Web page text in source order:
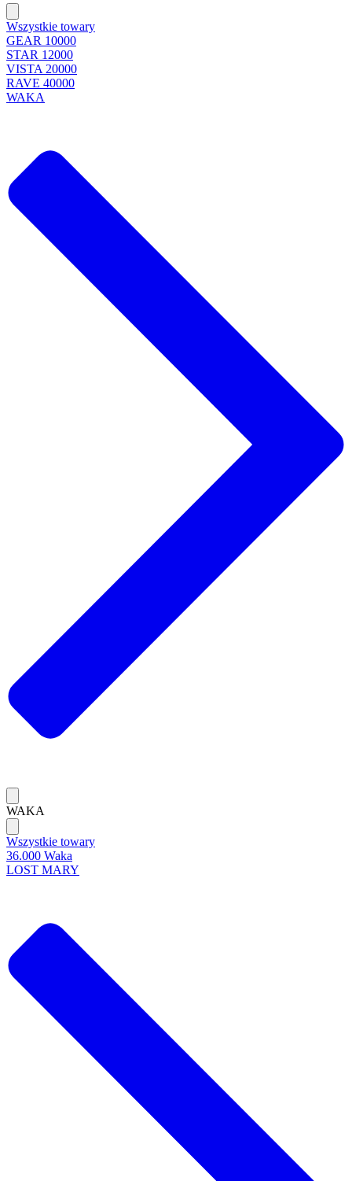
Wszystkie towary
GEAR 10000
STAR 12000
VISTA 20000
RAVE 40000
WAKA
WAKA
Wszystkie towary
36.000 Waka
LOST MARY